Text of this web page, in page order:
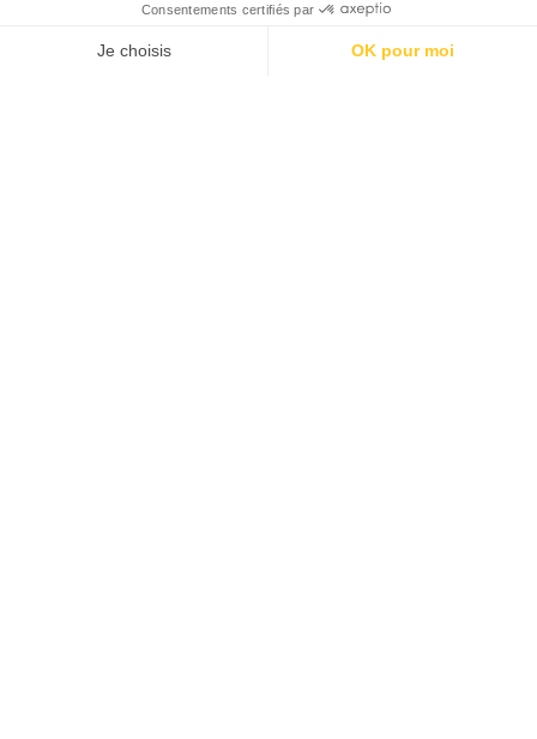
Consentements certifiés par
Je choisis OK pour moi